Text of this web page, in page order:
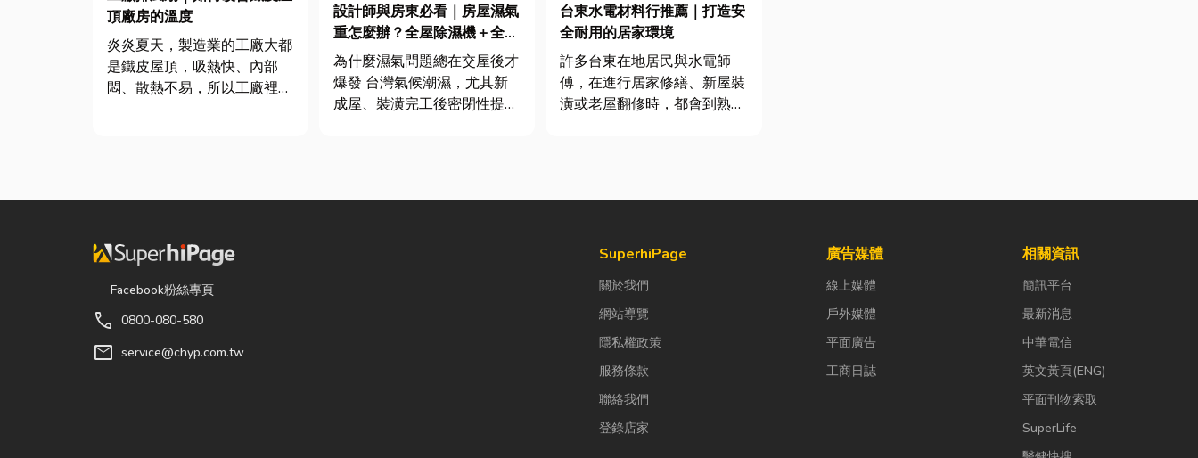
頂廠房的溫度
炎炎夏天，製造業的工廠大都
是鐵皮屋頂，吸熱快、內部
悶、散熱不易，所以工廠裡的
設計師與房東必看｜房屋濕氣
重怎麼辦？全屋除濕機＋全熱
交換器整合安裝|提升居住品
質與續租率
為什麼濕氣問題總在交屋後才
爆發 台灣氣候潮濕，尤其新
成屋、裝潢完工後密閉性提
台東水電材料行推薦｜打造安
全耐用的居家環境
許多台東在地居民與水電師
傅，在進行居家修繕、新屋裝
潢或老屋翻修時，都會到熟悉
具、處...
Facebook粉絲專頁
call 0800-080-580
mail service@chyp.com.tw
SuperhiPage
關於我們
網站導覽
隱私權政策
服務條款
聯絡我們
登錄店家
廣告媒體
線上媒體
戶外媒體
平面廣告
工商日誌
相關資訊
簡訊平台
最新消息
中華電信
英文黃頁(ENG)
平面刊物索取
SuperLife